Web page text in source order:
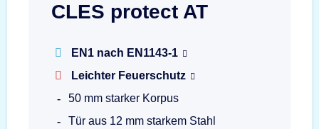
CLES protect AT
EN1 nach EN1143-1
Leichter Feuerschutz
50 mm starker Korpus
Tür aus 12 mm starkem Stahl